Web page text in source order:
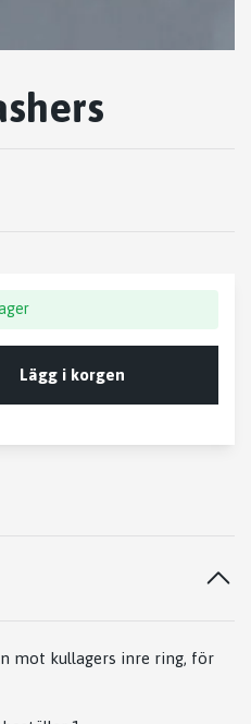
Lägg i korgen
mot kullagers inre ring, för